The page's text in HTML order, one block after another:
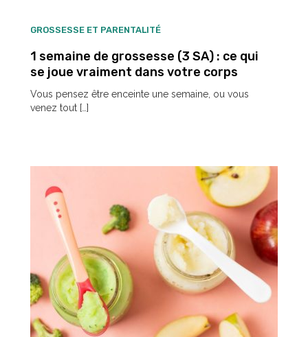
GROSSESSE ET PARENTALITÉ
1 semaine de grossesse (3 SA) : ce qui
se joue vraiment dans votre corps
Vous pensez être enceinte une semaine, ou vous
venez tout […]